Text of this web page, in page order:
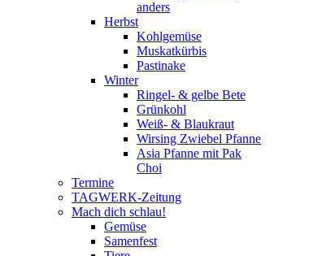
anders
Herbst
Kohlgemüse
Muskatkürbis
Pastinake
Winter
Ringel- & gelbe Bete
Grünkohl
Weiß- & Blaukraut
Wirsing Zwiebel Pfanne
Asia Pfanne mit Pak
Choi
Termine
TAGWERK-Zeitung
Mach dich schlau!
Gemüse
Samenfest